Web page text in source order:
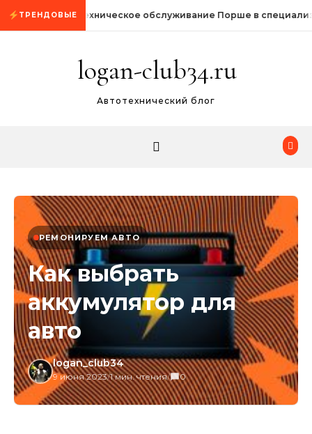
Промотать к содержимому
ТРЕНДОВЫЕТехническое обслуживание Порше в
logan-club34.ru
Автотехнический блог
РЕМОНИРУЕМ АВТО
Как выбрать
аккумулятор для
авто
logan_club34
9 июня 2023/1 мин. чтения/ 0